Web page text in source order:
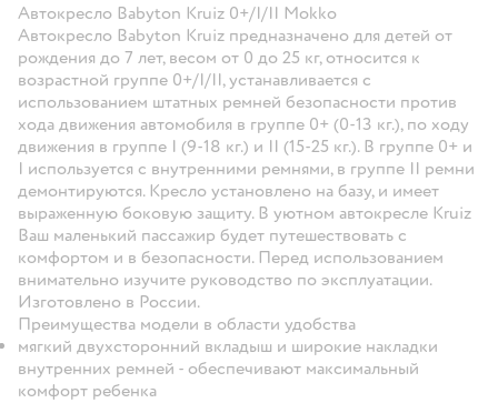
Автокресло Babyton Kruiz 0+/I/II Mokko
Автокресло Babyton Kruiz предназначено для детей от
рождения до 7 лет, весом от 0 до 25 кг, относится к
возрастной группе 0+/I/II, устанавливается с
использованием штатных ремней безопасности против
хода движения автомобиля в группе 0+ (0-13 кг.), по ходу
движения в группе I (9-18 кг.) и II (15-25 кг.). В группе 0+ и
I используется с внутренними ремнями, в группе II ремни
демонтируются. Кресло установлено на базу, и имеет
выраженную боковую защиту. В уютном автокресле Kruiz
Ваш маленький пассажир будет путешествовать с
комфортом и в безопасности. Перед использованием
внимательно изучите руководство по эксплуатации.
Изготовлено в России.
Преимущества модели в области удобства
мягкий двухсторонний вкладыш и широкие накладки
внутренних ремней - обеспечивают максимальный
комфорт ребенка